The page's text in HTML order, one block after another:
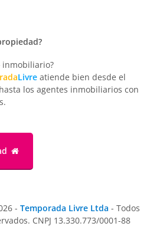
inmobiliario?
Livre atiende bien desde el
los agentes inmobiliarios con
- Temporada Livre Ltda - Todos
CNPJ 13.330.773/0001-88